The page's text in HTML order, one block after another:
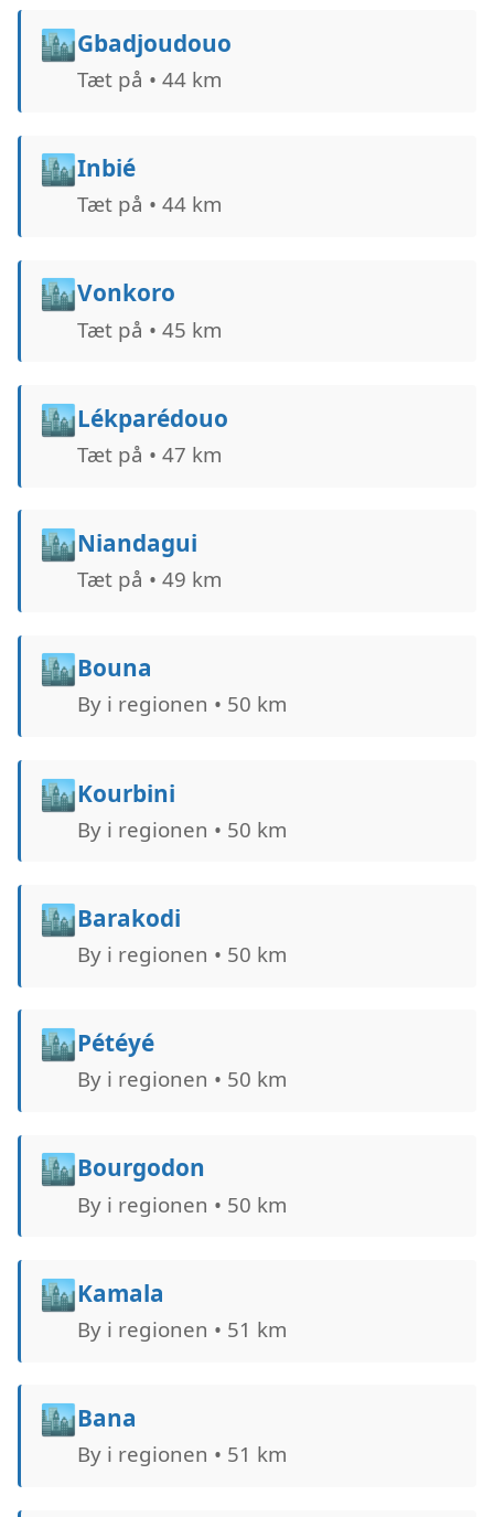
🏙️Gbadjoudouo
Tæt på • 44 km
🏙️Inbié
Tæt på • 44 km
🏙️Vonkoro
Tæt på • 45 km
🏙️Lékparédouo
Tæt på • 47 km
🏙️Niandagui
Tæt på • 49 km
🏙️Bouna
By i regionen • 50 km
🏙️Kourbini
By i regionen • 50 km
🏙️Barakodi
By i regionen • 50 km
🏙️Pétéyé
By i regionen • 50 km
🏙️Bourgodon
By i regionen • 50 km
🏙️Kamala
By i regionen • 51 km
🏙️Bana
By i regionen • 51 km